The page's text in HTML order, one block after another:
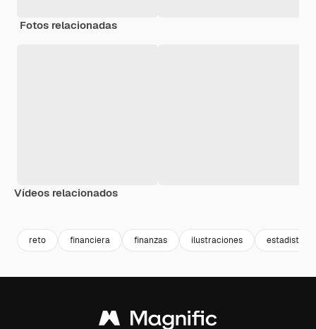
Fotos relacionadas
Vídeos relacionados
reto financiera finanzas ilustraciones estadisticas